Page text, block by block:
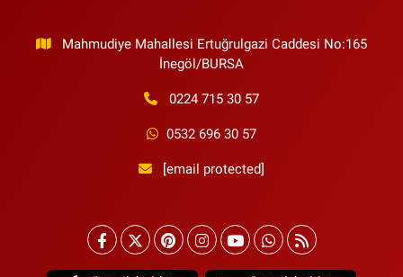
Mahmudiye Mahallesi Ertuğrulgazi Caddesi No:165
İnegöl/BURSA
0224 715 30 57
0532 696 30 57
[email protected]